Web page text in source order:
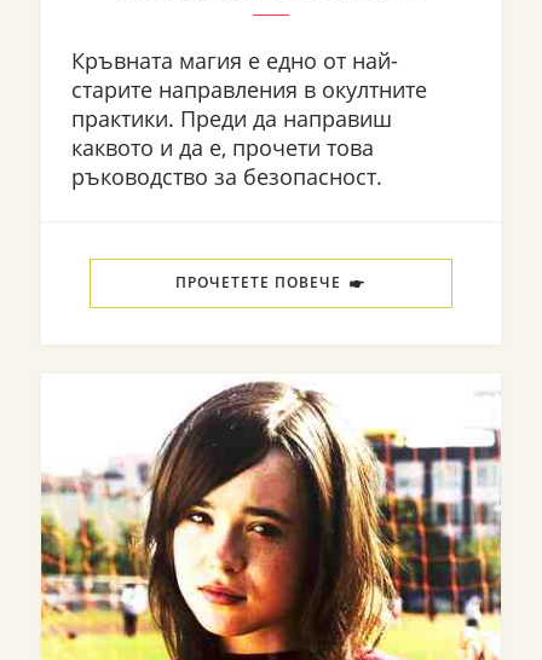
Кръвната магия е едно от най-
старите направления в окултните
практики. Преди да направиш
каквото и да е, прочети това
ръководство за безопасност.
ПРОЧЕТЕТЕ ПОВЕЧЕ